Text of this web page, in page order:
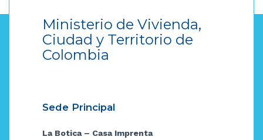
Ministerio de Vivienda,
Ciudad y Territorio de
Colombia
Sede Principal
La Botica – Casa Imprenta